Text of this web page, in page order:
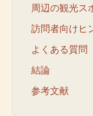
周辺の観光ス
訪問者向けヒ
よくある質問
結論
参考文献